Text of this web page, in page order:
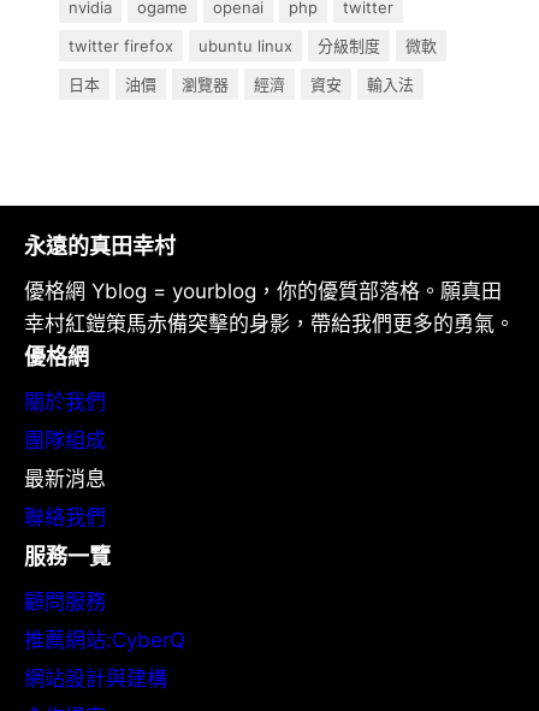
nvidia
ogame openai php
twitter
twitter firefox
ubuntu linux 分級制度
微軟
日本
油價 瀏覽器 經濟 資安 輸入法
永遠的真田幸村
優格網 Yblog = yourblog，你的優質部落格。願真田
幸村紅鎧策馬赤備突擊的身影，帶給我們更多的勇氣。
優格網
關於我們
團隊組成
最新消息
聯絡我們
服務一覽
顧問服務
推薦網站:CyberQ
網站設計與建構